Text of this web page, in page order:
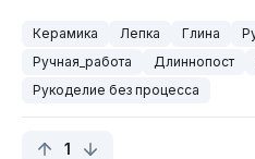
Керамика Лепка Глина
Ручная_работа
Длиннопост
Рукоделие без процесса
1